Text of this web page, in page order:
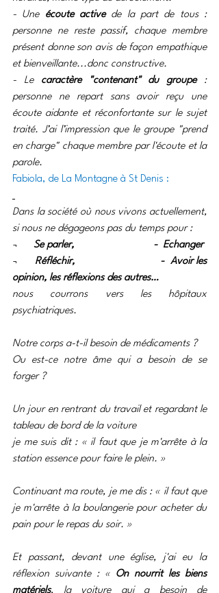
- Une écoute active de la part de tous :
personne ne reste passif, chaque membre
présent donne son avis de façon empathique
et bienveillante...donc constructive.
- Le caractère "contenant" du groupe :
personne ne repart sans avoir reçu une
écoute aidante et réconfortante sur le sujet
traité. J’ai l’impression que le groupe "prend
en charge" chaque membre par l'écoute et la
parole.
Fabiola, de La Montagne à St Denis :
Dans la société où nous vivons actuellement,
si nous ne dégageons pas du temps pour :
¬ Se parler,                             -  Echanger
¬ Réfléchir,                             -  Avoir les
opinion, les réflexions des autres…
nous courrons vers les hôpitaux
psychiatriques.
Notre corps a-t-il besoin de médicaments ?
Ou est-ce notre âme qui a besoin de se
forger ?
Un jour en rentrant du travail et regardant le
tableau de bord de la voiture
je me suis dit : « il faut que je m'arrête à la
station essence pour faire le plein. »
Continuant ma route, je me dis : « il faut que
je m'arrête à la boulangerie pour acheter du
pain pour le repas du soir. »
Et passant, devant une église, j'ai eu la
réflexion suivante : « On nourrit les biens
matériels, la voiture qui a besoin de